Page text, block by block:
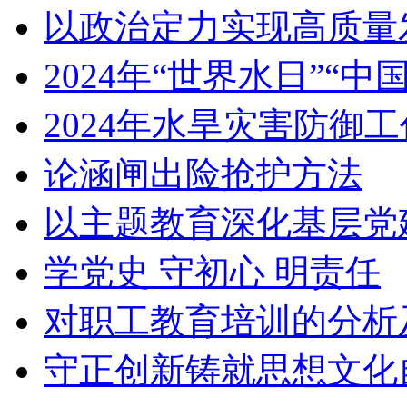
以政治定力实现高质
2024年“世界水日”“中
2024年水旱灾害防御
论涵闸出险抢护方法
以主题教育深化基层
学党史 守初心 明责任
对职工教育培训的分
守正创新铸就思想文化